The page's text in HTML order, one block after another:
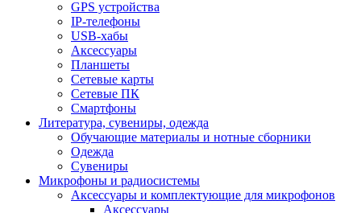
GPS устройства
IP-телефоны
USB-хабы
Аксессуары
Планшеты
Сетевые карты
Сетевые ПК
Смартфоны
Литература, сувениры, одежда
Обучающие материалы и нотные сборники
Одежда
Сувениры
Микрофоны и радиосистемы
Аксессуары и комплектующие для микрофонов
Аксессуары